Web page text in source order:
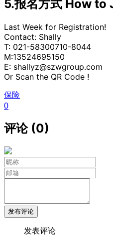
5.报名方式 How to
Last Week for Registration!
Contact: Shally
T: 021-58300710-8044
M:13524695150
E: shallyz@szwgroup.com
Or Scan the QR Code !
保险
0
评论 (0)
发布评论
发表评论